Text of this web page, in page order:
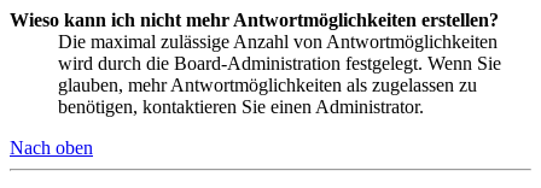
Wieso kann ich nicht mehr Antwortmöglichkeiten erstellen?
Die maximal zulässige Anzahl von Antwortmöglichkeiten
wird durch die Board-Administration festgelegt. Wenn Sie
glauben, mehr Antwortmöglichkeiten als zugelassen zu
benötigen, kontaktieren Sie einen Administrator.
Nach oben